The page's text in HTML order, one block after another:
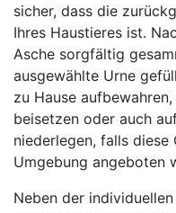
sicher, dass die
Ihres Haustieres ist.
Asche sorgfältig
ausgewählte Urne
zu Hause
beisetzen oder auch
niederlegen, falls
Umgebung angeboten
Neben der